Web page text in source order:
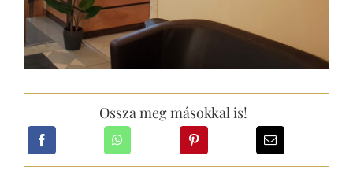
Kapcsolat
Ossza meg másokkal is!